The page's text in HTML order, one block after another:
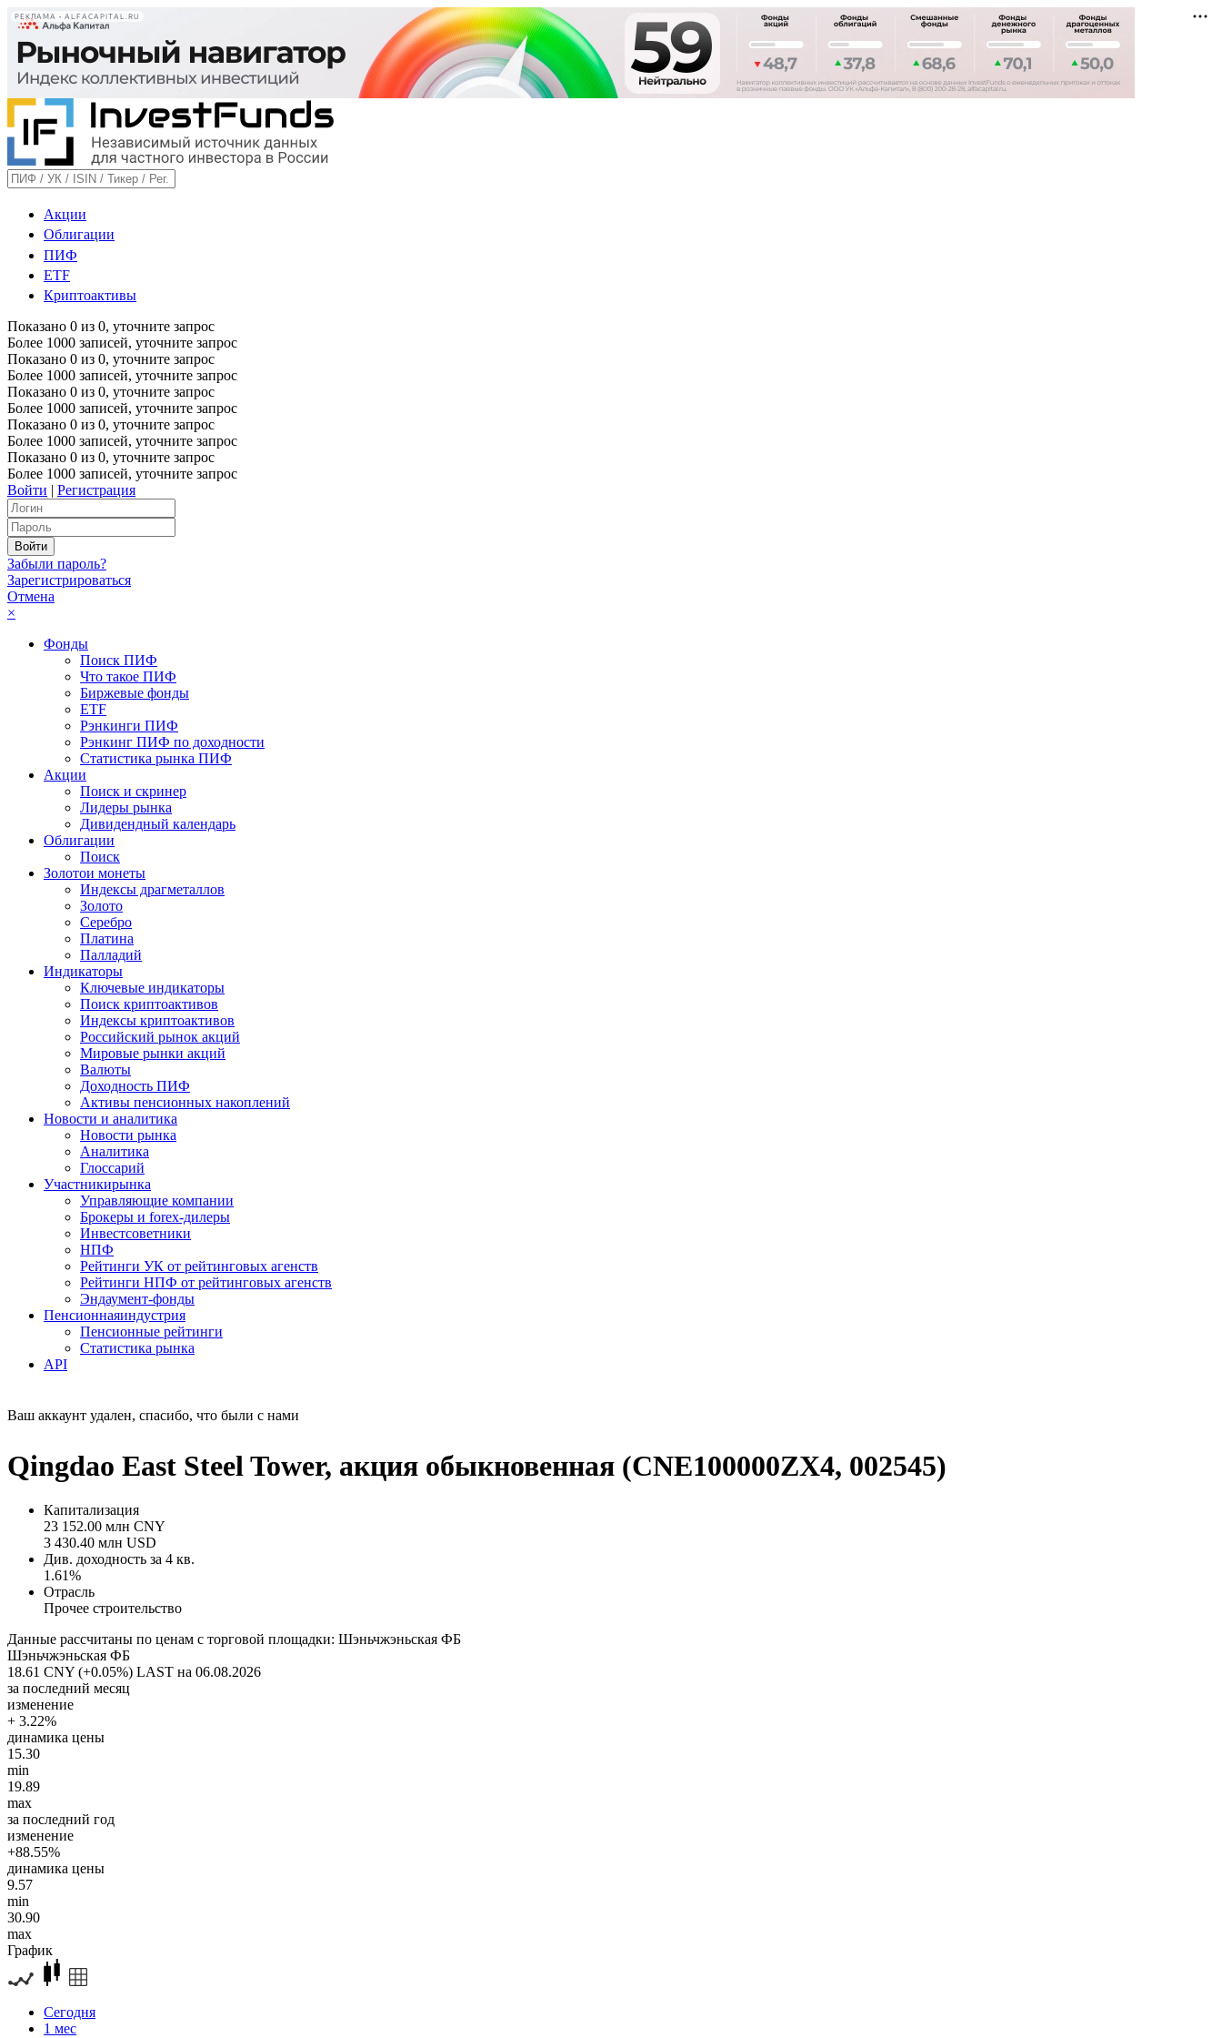
РЕКЛАМА • ALFACAPITAL.RU
Акции
Облигации
ПИФ
ETF
Криптоактивы
Показано 0 из 0, уточните запрос
Более 1000 записей, уточните запрос
Показано 0 из 0, уточните запрос
Более 1000 записей, уточните запрос
Показано 0 из 0, уточните запрос
Более 1000 записей, уточните запрос
Показано 0 из 0, уточните запрос
Более 1000 записей, уточните запрос
Показано 0 из 0, уточните запрос
Более 1000 записей, уточните запрос
Войти | Регистрация
Забыли пароль?
Зарегистрироваться
Отмена
×
Фонды
Поиск ПИФ
Что такое ПИФ
Биржевые фонды
ETF
Рэнкинги ПИФ
Рэнкинг ПИФ по доходности
Статистика рынка ПИФ
Акции
Поиск и скринер
Лидеры рынка
Дивидендный календарь
Облигации
Поиск
Золотои монеты
Индексы драгметаллов
Золото
Серебро
Платина
Палладий
Индикаторы
Ключевые индикаторы
Поиск криптоактивов
Индексы криптоактивов
Российский рынок акций
Мировые рынки акций
Валюты
Доходность ПИФ
Активы пенсионных накоплений
Новости и аналитика
Новости рынка
Аналитика
Глоссарий
Участникирынка
Управляющие компании
Брокеры и forex-дилеры
Инвестсоветники
НПФ
Рейтинги УК от рейтинговых агенств
Рейтинги НПФ от рейтинговых агенств
Эндаумент-фонды
Пенсионнаяиндустрия
Пенсионные рейтинги
Статистика рынка
API
Ваш аккаунт удален, спасибо, что были с нами
Qingdao East Steel Tower, акция обыкновенная (CNE100000ZX4, 002545)
Капитализация
23 152.00 млн CNY
3 430.40 млн USD
Див. доходность за 4 кв.
1.61%
Отрасль
Прочее строительство
Данные рассчитаны по ценам с торговой площадки: Шэньчжэньская ФБ
Шэньчжэньская ФБ
18.61 CNY (+0.05%) LAST на 06.08.2026
за последний месяц
изменение
+ 3.22%
динамика цены
15.30
min
19.89
max
за последний год
изменение
+88.55%
динамика цены
9.57
min
30.90
max
График
Сегодня
1 мес